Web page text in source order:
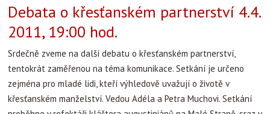
Debata o křesťanském partnerství 4.4.
2011, 19:00 hod.
Srdečně zveme na další debatu o křesťanském partnerství,
tentokrát zaměřenou na téma komunikace. Setkání je určeno
zejména pro mladé lidi, kteří výhledově uvažují o životě v
křesťanském manželství. Vedou Adéla a Petra Muchovi. Setkání